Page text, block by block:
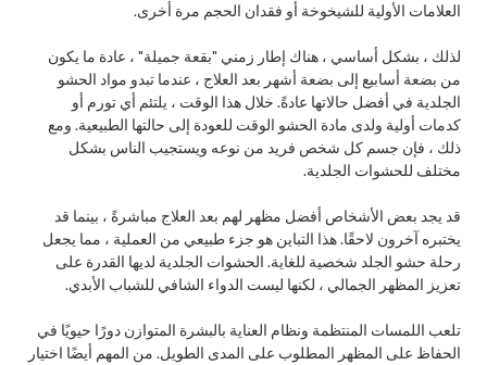
العلامات الأولية للشيخوخة أو فقدان الحجم مرة أخرى.
لذلك ، بشكل أساسي ، هناك إطار زمني "بقعة جميلة" ، عادة ما يكون
من بضعة أسابيع إلى بضعة أشهر بعد العلاج ، عندما تبدو مواد الحشو
الجلدية في أفضل حالاتها عادةً. خلال هذا الوقت ، يلتئم أي تورم أو
كدمات أولية ولدى مادة الحشو الوقت للعودة إلى حالتها الطبيعية. ومع
ذلك ، فإن جسم كل شخص فريد من نوعه ويستجيب الناس بشكل
مختلف للحشوات الجلدية.
قد يجد بعض الأشخاص أفضل مظهر لهم بعد العلاج مباشرةً ، بينما قد
يختبره آخرون لاحقًا. هذا التباين هو جزء طبيعي من العملية ، مما يجعل
رحلة حشو الجلد شخصية للغاية. الحشوات الجلدية لديها القدرة على
تعزيز المظهر الجمالي ، لكنها ليست الدواء الشافي للشباب الأبدي.
تلعب اللمسات المنتظمة ونظام العناية بالبشرة المتوازن دورًا حيويًا في
الحفاظ على المظهر المطلوب على المدى الطويل. من المهم أيضًا اختيار